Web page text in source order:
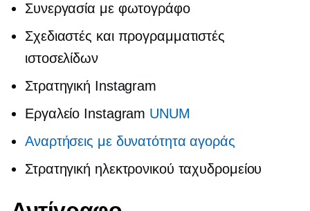
Συνεργασία με φωτογράφο
Σχεδιαστές και προγραμματιστές
ιστοσελίδων
Στρατηγική Instagram
Εργαλείο Instagram UNUM
Αναρτήσεις με δυνατότητα αγοράς
Στρατηγική ηλεκτρονικού ταχυδρομείου